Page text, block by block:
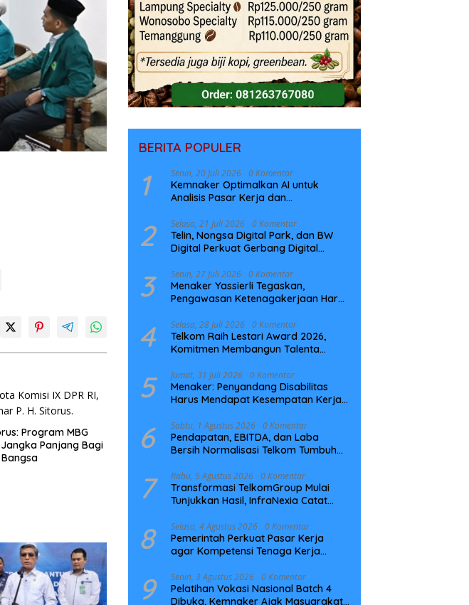
Program MBG
Panjang Bagi
BERITA POPULER
1 Senin, 20 Juli 2026 0 Komentar
Kemnaker Optimalkan AI untuk
Analisis Pasar Kerja dan
2 Selasa, 21 Juli 2026 0 Komentar
Telin, Nongsa Digital Park, dan BW
Digital Perkuat Gerbang Digital
NCC
3 Senin, 27 Juli 2026 0 Komentar
Menaker Yassierli Tegaskan,
Pengawasan Ketenagakerjaan Harus
4 Selasa, 28 Juli 2026 0 Komentar
Telkom Raih Lestari Award 2026,
Komitmen Membangun Talenta
5 Jumat, 31 Juli 2026 0 Komentar
Menaker: Penyandang Disabilitas
Harus Mendapat Kesempatan Kerja
6 Sabtu, 1 Agustus 2026 0 Komentar
Pendapatan, EBITDA, dan Laba
Bersih Normalisasi Telkom Tumbuh
7 Rabu, 5 Agustus 2026 0 Komentar
Transformasi TelkomGroup Mulai
Tunjukkan Hasil, InfraNexia Catat
Digital Nasional
8 Selasa, 4 Agustus 2026 0 Komentar
Pemerintah Perkuat Pasar Kerja
agar Kompetensi Tenaga Kerja
9 Senin, 3 Agustus 2026 0 Komentar
Pelatihan Vokasi Nasional Batch 4
Dibuka, Kemnaker Ajak Masyarakat